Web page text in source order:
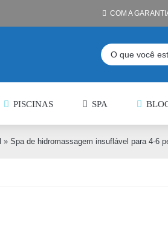
PISCINAS SPA
COM A
Pesquisar
» Spa de hidromassagem insuflável para 4-6